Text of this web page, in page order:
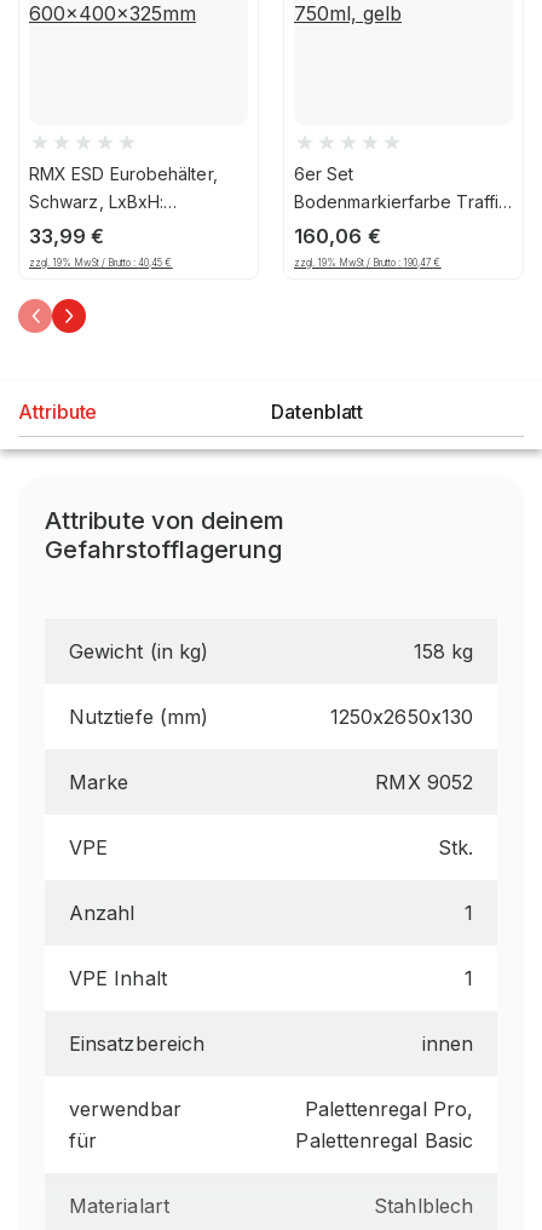
RMX ESD Eurobehälter,
Schwarz, LxBxH:
600x400x325mm
33,99€
zzgl. 19% MwSt / Brutto :40,45€
6er Set
Bodenmarkierfarbe Traffic
Extra RMX, 750ml, gelb
160,06 €
zzgl. 19% MwSt / Brutto :190,47€
Attribute Datenblatt
Attribute von deinem
Gefahrstofflagerung
Gewicht (in kg) 158 kg
Nutztiefe (mm) 1250x2650x130
Marke RMX 9052
VPE Stk.
Anzahl 1
VPE Inhalt 1
Einsatzbereich innen
verwendbar
für
Palettenregal Pro,
Palettenregal Basic
Materialart Stahlblech